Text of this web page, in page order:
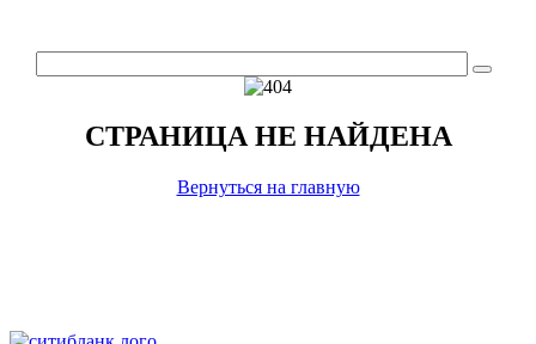
СТРАНИЦА НЕ НАЙДЕНА
Вернуться на главную